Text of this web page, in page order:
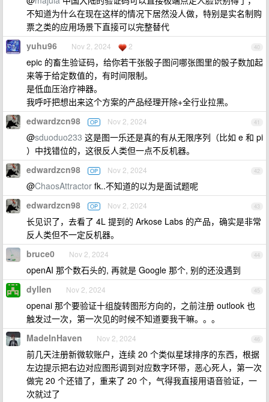
不知道为什么在现在这样的情况下居然没人做，特别是实名制购
票之类的应用场景下直接可以完整替代
40
yuhu96 Nov 2, 2024 2
epic 的畜生验证码，给你若干张骰子图问哪张图里的骰子数加起
来等于给定数值的，有时间限制。
是低血压治疗神器。
我呼吁把想出来这个方案的产品经理开除+全行业拉黑。
41
edwardzcn98 OP Nov 2, 2024
@sduoduo233 这是图一乐还是真的有从无限序列（比如 e 和 pi
）中找错位的，这很反人类但一点不反机器。
42
edwardzcn98 OP Nov 2, 2024
@ChaosAttractor fk..不知道的以为是面试题呢
43
edwardzcn98 OP Nov 2, 2024
长见识了，去看了 4L 提到的 Arkose Labs 的产品，确实是非常
反人类但不一定反机器。
44
bruce0 Nov 2, 2024
openAI 那个数石头的, 再就是 Google 那个, 别的还没遇到
45
dyllen Nov 2, 2024
openai 那个要验证十组旋转图形方向的，之前注册 outlook 也
触发过一次，第一次见的时候不知道要我干嘛。。。
46
MadeInHaven Nov 2, 2024
前几天注册新微软账户，连续 20 个类似星球排序的东西，根据
左边提示把右边对应图形调到对应数字环带，恶心死人，第一次
做完 20 个还错了，重来了 20 个，气得我直接用语音验证，一
次就过了